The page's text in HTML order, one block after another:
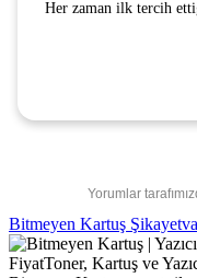
Her zaman ilk tercih
Yorumlar
Bitmeyen Kartuş